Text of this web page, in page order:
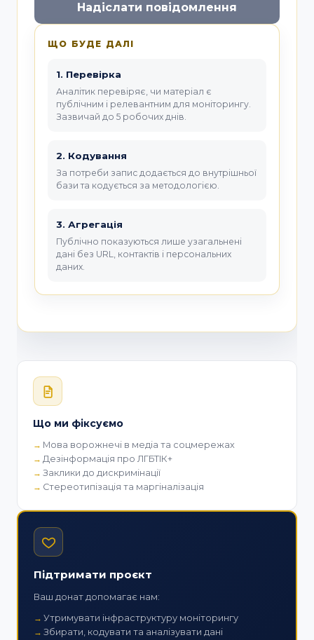
Надіслати повідомлення
ЩО БУДЕ ДАЛІ
1. Перевірка
Аналітик перевіряє, чи матеріал є
публічним і релевантним для моніторингу.
Зазвичай до 5 робочих днів.
2. Кодування
За потреби запис додається до внутрішньої
бази та кодується за методологією.
3. Агрегація
Публічно показуються лише узагальнені
дані без URL, контактів і персональних
даних.
Що ми фіксуємо
Мова ворожнечі в медіа та соцмережах
Дезінформація про ЛГБТІК+
Заклики до дискримінації
Стереотипізація та маргіналізація
Підтримати проєкт
Ваш донат допомагає нам:
Утримувати інфраструктуру моніторингу
Збирати, кодувати та аналізувати дані